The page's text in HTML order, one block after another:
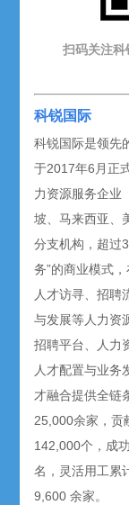
扫码关注科
科锐国际
科锐国际是领先
于2017年6月正
力资源服务企业
坡、马来西亚、
分支机构，超过
务”的商业模式
人才访寻、招聘
与发展等人力资
招聘平台、人力
人才配置与业务
才融合提供全链
25,000余家，贡
142,000个，成
名，灵活用工累
9,600 余家。